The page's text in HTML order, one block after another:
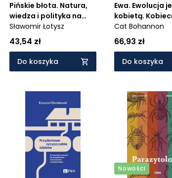
Pińskie błota. Natura,
wiedza i polityka na
polskim Polesiu do 1945
roku
Sławomir Łotysz
43,54 zł
Do koszyka
Ewa. Ewolucja
kobietą.
200 milionów
historii
Cat Bohannon
66,93 zł
Do koszyka
Nowości